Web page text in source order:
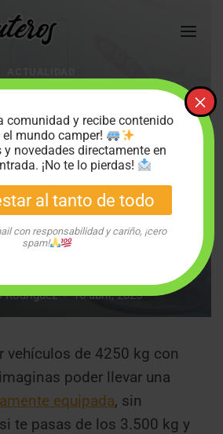
UNA
DE 4.250
EL CARNET
DEBES
SABER.
Rodriguez 16 abril, 2025
vehículos de 4250 kg con
poder llevar una
equipada, sin
te pasas de los 3.500 kg y
comunidad y recibe contenido
mundo camper!
y novedades directamente en
¡No te lo pierdas!
al tanto de todo
con responsabilidad y cariño, ¡cero
spam!
×